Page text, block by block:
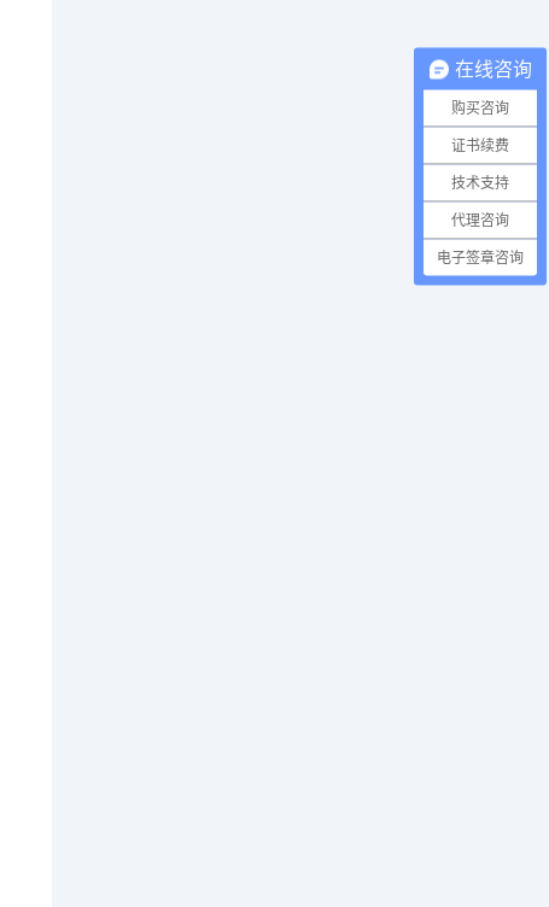
在线咨询
购买咨询
证书续费
技术支持
代理咨询
电子签章咨询